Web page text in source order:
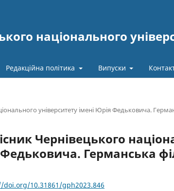
національного
Редакційна політика Випуски
університету імені Юрія Федьковича.
Чернівецького
Германська
doi.org/10.31861/gph2023.846